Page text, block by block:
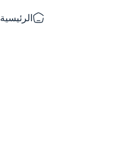
الرئيسية